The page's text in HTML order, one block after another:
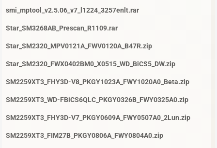
smi_mptool_v2.5.06_v7_l1224_3257enlt.rar
Star_SM3268AB_Prescan_R1109.rar
Star_SM2320_MPV0121A_FWV0120A_B47R.zip
Star_SM2320_FWX0402BM0_X0515_WD_BiCS5_DW.zip
SM2259XT3_FHY3D-V8_PKGY1023A_FWY1020A0_Beta.zip
SM2259XT3_WD-FBiCS6QLC_PKGY0326B_FWY0325A0.zip
SM2259XT3_FHY3D-V7_PKGY0609A_FWY0507A0_2Lun.zip
SM2259XT3_FIM27B_PKGY0806A_FWY0804A0.zip